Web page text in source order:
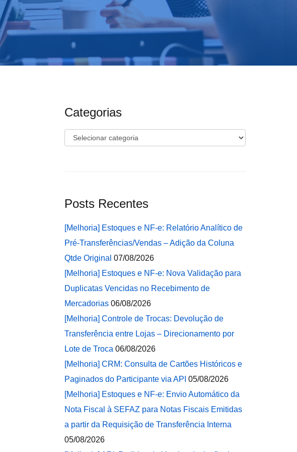
Categorias
Categorias
Posts Recentes
[Melhoria] Estoques e NF-e: Relatório Analítico de
Pré-Transferências/Vendas – Adição da Coluna
Qtde Original 07/08/2026
[Melhoria] Estoques e NF-e: Nova Validação para
Duplicatas Vencidas no Recebimento de
Mercadorias 06/08/2026
[Melhoria] Controle de Trocas: Devolução de
Transferência entre Lojas – Direcionamento por
Lote de Troca 06/08/2026
[Melhoria] CRM: Consulta de Cartões Históricos e
Paginados do Participante via API 05/08/2026
[Melhoria] Estoques e NF-e: Envio Automático da
Nota Fiscal à SEFAZ para Notas Fiscais Emitidas
a partir da Requisição de Transferência Interna
05/08/2026